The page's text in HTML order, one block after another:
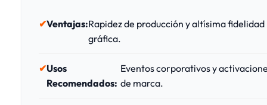
Ventajas:Rapidez de producción y altísima fidelidad
gráfica.
Usos
Recomendados:
Eventos corporativos y
de marca.